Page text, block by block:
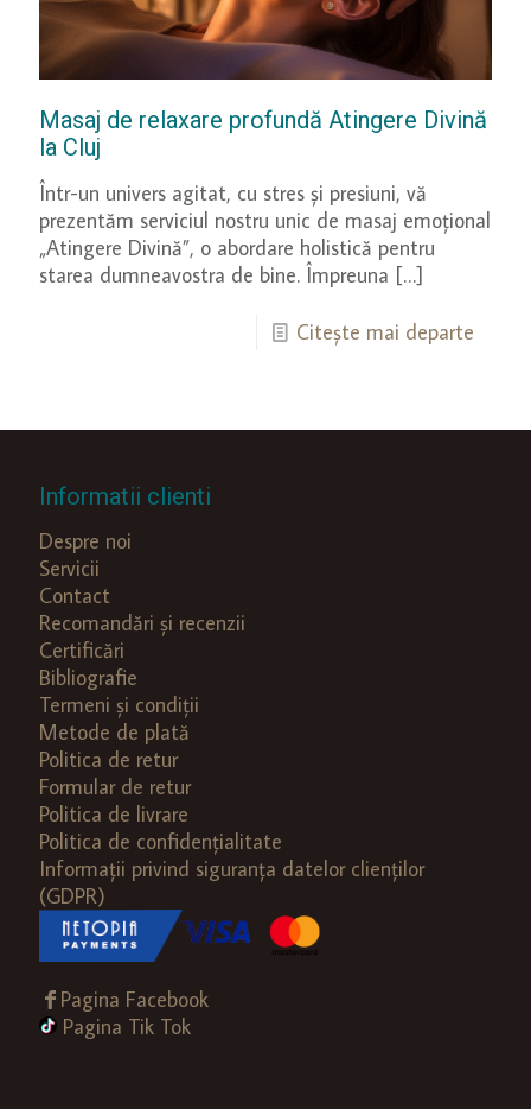
Masaj de relaxare profundă Atingere Divină
la Cluj
Într-un univers agitat, cu stres și presiuni, vă
prezentăm serviciul nostru unic de masaj emoțional
„Atingere Divină”, o abordare holistică pentru
starea dumneavostra de bine. Împreuna […]
Citește mai departe
Informatii clienti
Despre noi
Servicii
Contact
Recomandări și recenzii
Certificări
Bibliografie
Termeni și condiții
Metode de plată
Politica de retur
Formular de retur
Politica de livrare
Politica de confidențialitate
Informații privind siguranța datelor clienților
(GDPR)
Pagina Facebook
Pagina Tik Tok